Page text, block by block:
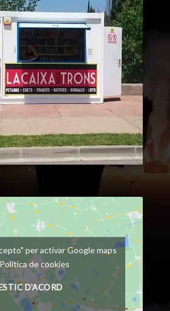
per activar Google maps
Política de cookies
ESTIC D'ACORD